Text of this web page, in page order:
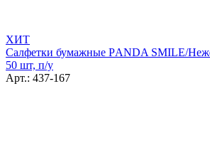
ХИТ
Салфетки бумажные РANDA SMILE/
50 шт, п/у
Арт.: 437-167